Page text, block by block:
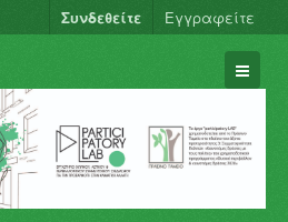
Συνδεθείτε Εγγραφείτε